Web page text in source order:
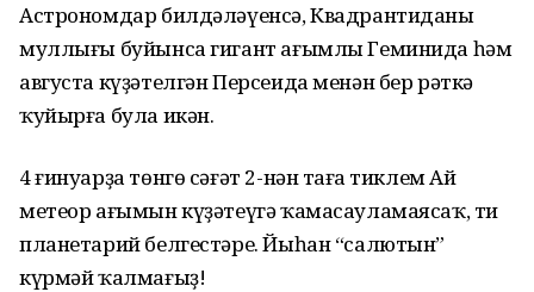
Астрономдар билдәләүенсә, Квадрантиданы
муллығы буйынса гигант ағымлы Геминида һәм
августа күҙәтелгән Персеида менән бер рәткә
ҡуйырға була икән.
4 ғинуарҙа төнгө сәғәт 2-нән таңға тиклем Ай
метеор ағымын күҙәтеүгә ҡамасауламаясаҡ, ти
планетарий белгестәре. Йыһан “салютын”
күрмәй ҡалмағыҙ!